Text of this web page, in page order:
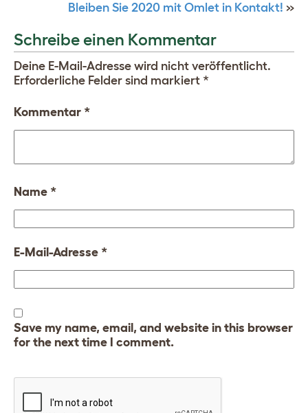
Bleiben Sie 2020 mit Omlet in Kontakt! »
Schreibe einen Kommentar
Deine E-Mail-Adresse wird nicht veröffentlicht.
Erforderliche Felder sind markiert *
Kommentar *
Name *
E-Mail-Adresse *
Save my name, email, and website in this browser
for the next time I comment.